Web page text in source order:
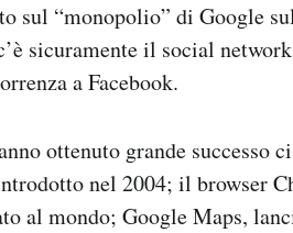
sul “monopolio” di Google
sicuramente il social network
a Facebook.
ottenuto grande successo
nel 2004; il browser
al mondo; Google Maps,